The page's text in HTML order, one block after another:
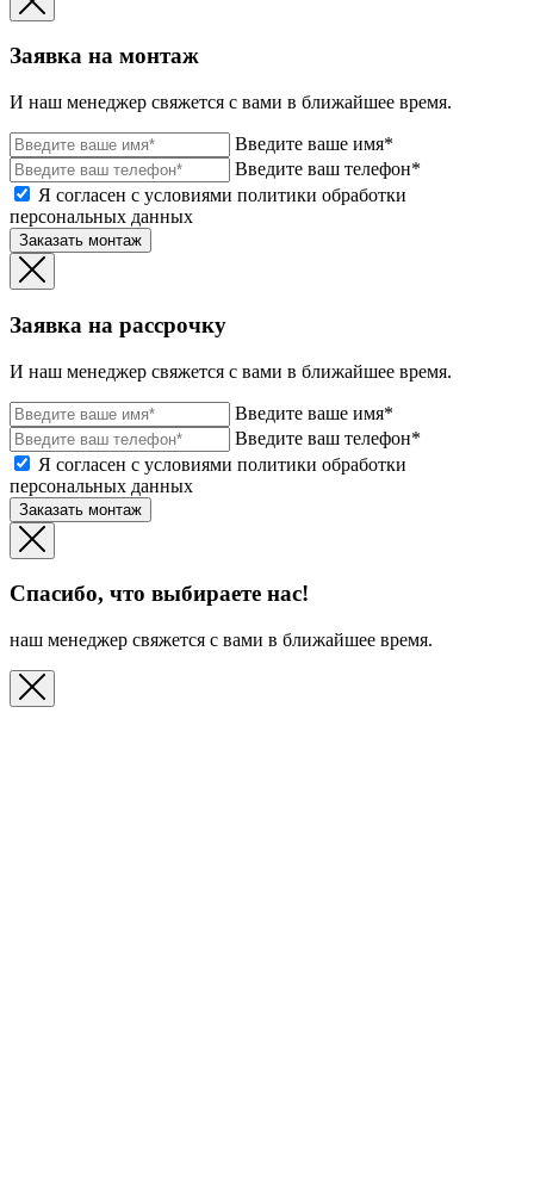
Заявка на монтаж
И наш менеджер свяжется с вами в ближайшее время.
Введите ваше имя*
Введите ваш телефон*
Я согласен с условиями политики обработки
персональных данных
Заказать монтаж
Заявка на рассрочку
И наш менеджер свяжется с вами в ближайшее время.
Введите ваше имя*
Введите ваш телефон*
Я согласен с условиями политики обработки
персональных данных
Заказать монтаж
Спасибо, что выбираете нас!
наш менеджер свяжется с вами в ближайшее время.